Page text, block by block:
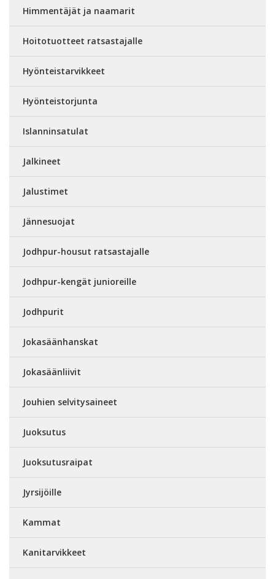
Himmentäjät ja naamarit
Hoitotuotteet ratsastajalle
Hyönteistarvikkeet
Hyönteistorjunta
Islanninsatulat
Jalkineet
Jalustimet
Jännesuojat
Jodhpur-housut ratsastajalle
Jodhpur-kengät junioreille
Jodhpurit
Jokasäänhanskat
Jokasäänliivit
Jouhien selvitysaineet
Juoksutus
Juoksutusraipat
Jyrsijöille
Kammat
Kanitarvikkeet